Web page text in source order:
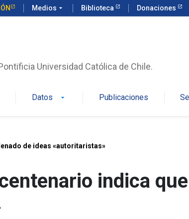
Medios arrow_drop_down Biblioteca Donaciones
Universidad Católica de Chile.
Datos arrow_drop_down Publicaciones
de ideas «autoritaristas»
indica